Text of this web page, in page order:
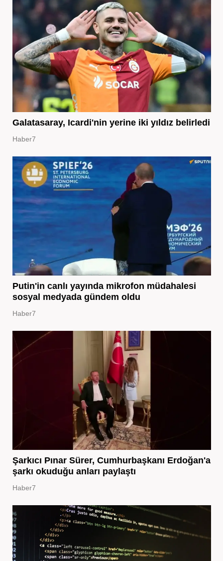
Galatasaray, Icardi'nin yerine iki yıldız belirledi
Haber7
Putin'in canlı yayında mikrofon müdahalesi
sosyal medyada gündem oldu
Haber7
Şarkıcı Pınar Sürer, Cumhurbaşkanı Erdoğan'a
şarkı okuduğu anları paylaştı
Haber7